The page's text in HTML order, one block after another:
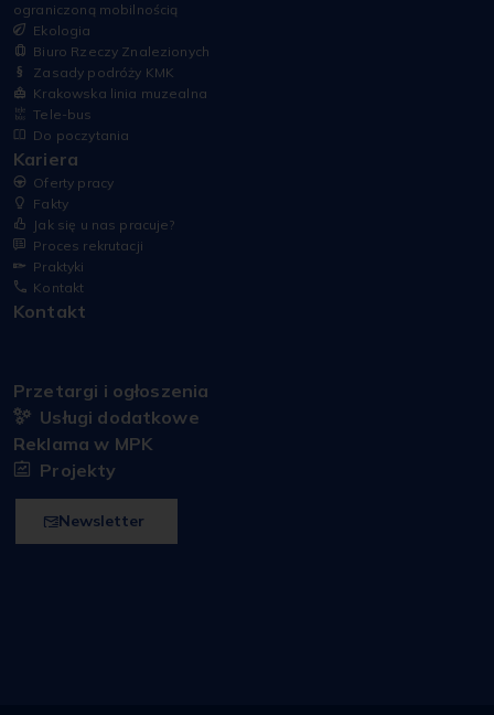
ograniczoną mobilnością
Ekologia
Biuro Rzeczy Znalezionych
Zasady podróży KMK
Krakowska linia muzealna
Tele-bus
Do poczytania
Kariera
Oferty pracy
Fakty
Jak się u nas pracuje?
Proces rekrutacji
Praktyki
Kontakt
Kontakt
Przetargi i ogłoszenia
Usługi dodatkowe
Reklama w MPK
Projekty
Newsletter